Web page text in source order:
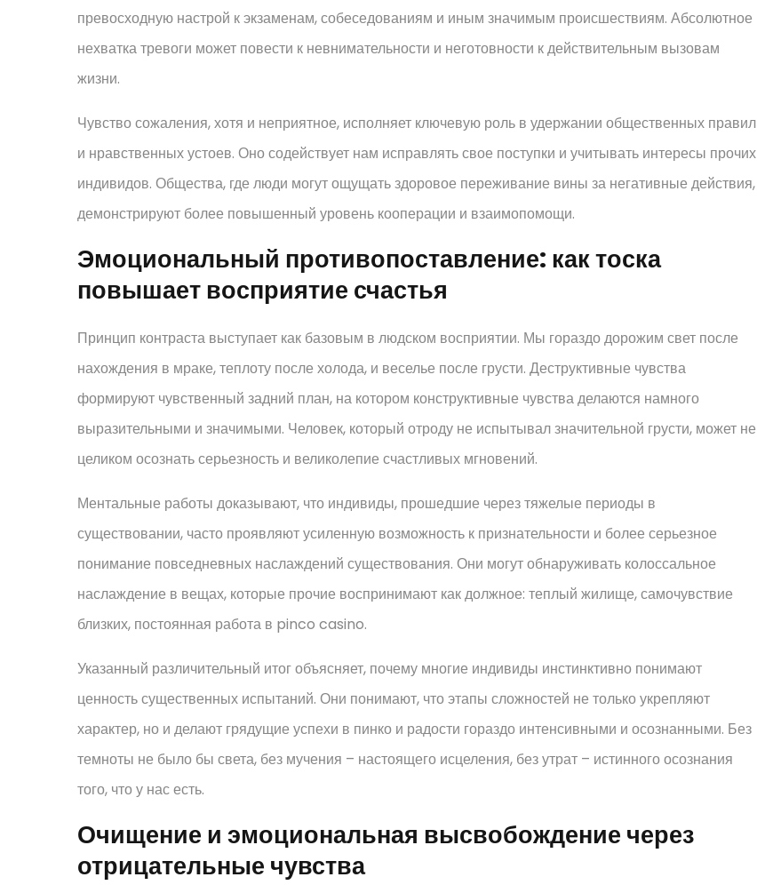
превосходную настрой к экзаменам, собеседованиям и иным значимым происшествиям. Абсолютное
нехватка тревоги может повести к невнимательности и неготовности к действительным вызовам
жизни.
Чувство сожаления, хотя и неприятное, исполняет ключевую роль в удержании общественных правил
и нравственных устоев. Оно содействует нам исправлять свое поступки и учитывать интересы прочих
индивидов. Общества, где люди могут ощущать здоровое переживание вины за негативные действия,
демонстрируют более повышенный уровень кооперации и взаимопомощи.
Эмоциональный противопоставление: как тоска
повышает восприятие счастья
Принцип контраста выступает как базовым в людском восприятии. Мы гораздо дорожим свет после
нахождения в мраке, теплоту после холода, и веселье после грусти. Деструктивные чувства
формируют чувственный задний план, на котором конструктивные чувства делаются намного
выразительными и значимыми. Человек, который отроду не испытывал значительной грусти, может не
целиком осознать серьезность и великолепие счастливых мгновений.
Ментальные работы доказывают, что индивиды, прошедшие через тяжелые периоды в
существовании, часто проявляют усиленную возможность к признательности и более серьезное
понимание повседневных наслаждений существования. Они могут обнаруживать колоссальное
наслаждение в вещах, которые прочие воспринимают как должное: теплый жилище, самочувствие
близких, постоянная работа в pinco casino.
Указанный различительный итог объясняет, почему многие индивиды инстинктивно понимают
ценность существенных испытаний. Они понимают, что этапы сложностей не только укрепляют
характер, но и делают грядущие успехи в пинко и радости гораздо интенсивными и осознанными. Без
темноты не было бы света, без мучения – настоящего исцеления, без утрат – истинного осознания
того, что у нас есть.
Очищение и эмоциональная высвобождение через
отрицательные чувства